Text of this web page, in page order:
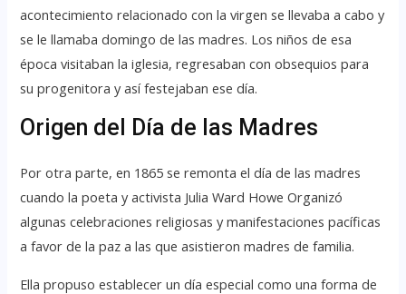
acontecimiento relacionado con la virgen se llevaba a cabo y
se le llamaba domingo de las madres. Los niños de esa
época visitaban la iglesia, regresaban con obsequios para
su progenitora y así festejaban ese día.
Origen del Día de las Madres
Por otra parte, en 1865 se remonta el día de las madres
cuando la poeta y activista Julia Ward Howe Organizó
algunas celebraciones religiosas y manifestaciones pacíficas
a favor de la paz a las que asistieron madres de familia.
Ella propuso establecer un día especial como una forma de